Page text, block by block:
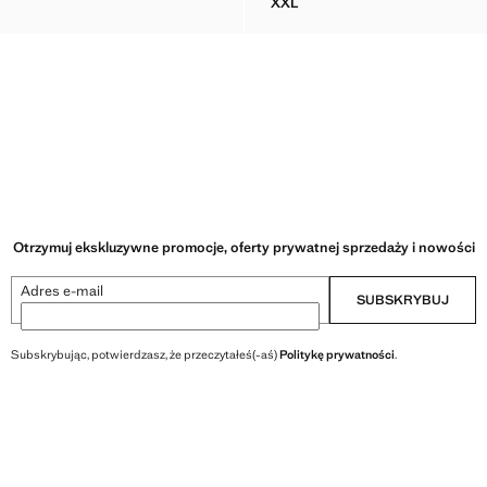
KURTKA WATER-
Otrzymuj ekskluzywne promocje, oferty prywatnej sprzedaży i nowości
Adres e-mail SUBSKRYBUJ
Subskrybując, potwierdzasz, że przeczytałeś(-aś)Politykę prywatności.